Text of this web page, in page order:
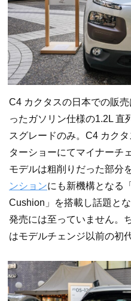
C4 カクタスの日本での販
ったガソリン仕様の1.2L 直
スグレードのみ。C4 カク
ターショーにてマイナーチ
モデルは粗削りだった部分
ンションにも新機構となる
Cushion」を搭載し話題と
発売には至っていません。
はモデルチェンジ以前の初